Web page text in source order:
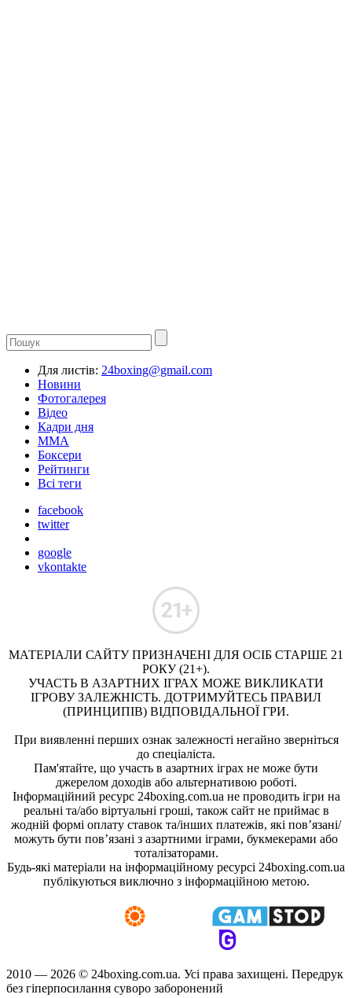
Для листів: 24boxing@gmail.com
Новини
Фотогалерея
Відео
Кадри дня
ММА
Боксери
Рейтинги
Всі теги
facebook
twitter
google
vkontakte
МАТЕРІАЛИ САЙТУ ПРИЗНАЧЕНІ ДЛЯ ОСІБ СТАРШЕ 21
РОКУ (21+).
УЧАСТЬ В АЗАРТНИХ ІГРАХ МОЖЕ ВИКЛИКАТИ
ІГРОВУ ЗАЛЕЖНІСТЬ. ДОТРИМУЙТЕСЬ ПРАВИЛ
(ПРИНЦИПІВ) ВІДПОВІДАЛЬНОЇ ГРИ.
При виявленні перших ознак залежності негайно зверніться
до спеціаліста.
Пам'ятайте, що участь в азартних іграх не може бути
джерелом доходів або альтернативою роботі.
Інформаційний ресурс 24boxing.com.ua не проводить ігри на
реальні та/або віртуальні гроші, також сайт не приймає в
жодній формі оплату ставок та/інших платежів, які пов’язані/
можуть бути пов’язані з азартними іграми, букмекерами або
тоталізаторами.
Будь-які матеріали на інформаційному ресурсі 24boxing.com.ua
публікуються виключно з інформаційною метою.
2010 — 2026 © 24boxing.com.ua. Усi права захищенi. Передрук
без гіперпосилання суворо заборонений